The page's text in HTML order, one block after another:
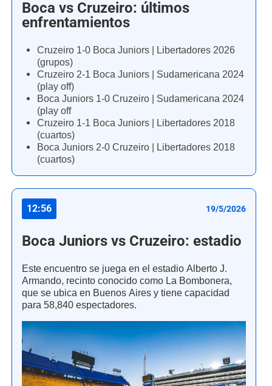
Boca vs Cruzeiro: últimos
enfrentamientos
Cruzeiro 1-0 Boca Juniors | Libertadores 2026
(grupos)
Cruzeiro 2-1 Boca Juniors | Sudamericana 2024
(play off)
Boca Juniors 1-0 Cruzeiro | Sudamericana 2024
(play off
Cruzeiro 1-1 Boca Juniors | Libertadores 2018
(cuartos)
Boca Juniors 2-0 Cruzeiro | Libertadores 2018
(cuartos)
12:56 19/5/2026
Boca Juniors vs Cruzeiro: estadio
Este encuentro se juega en el estadio Alberto J.
Armando, recinto conocido como La Bombonera,
que se ubica en Buenos Aires y tiene capacidad
para 58,840 espectadores.